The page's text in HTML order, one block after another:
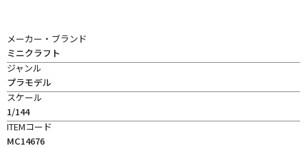
メーカー・ブランド
ミニクラフト
ジャンル
プラモデル
スケール
1/144
ITEMコード
MC14676